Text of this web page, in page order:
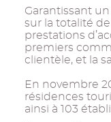
Garantissant
sur la totalité
prestations
premiers
clientèle, et la
En novembre
résidences
ainsi à 103